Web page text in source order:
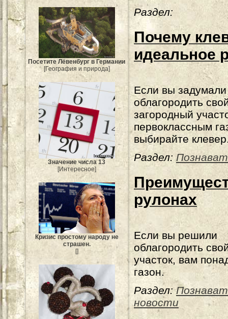
Посетите Лёвенбург в Германии
[География и природа]
Значение числа 13
[Интересное]
Кризис простому народу не
страшен.
[]
Раздел:
Почему
идеальное
Если вы задумали
облагородить
загородный
первоклассным
выбирайте
Раздел:
рулонах
Если вы решили
облагородить
участок, вам
газон.
Раздел:
новости